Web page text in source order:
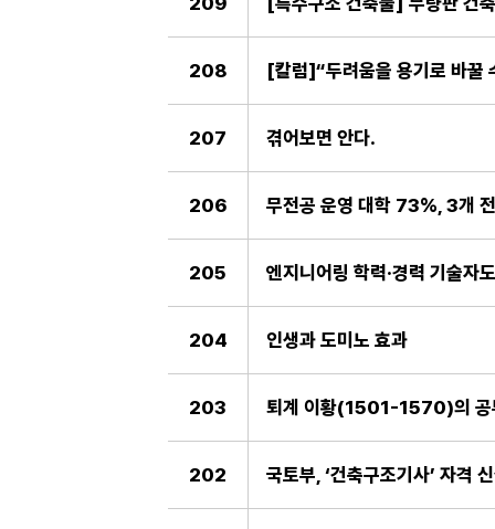
208 [칼럼]“두려움을 용기로 바꿀
207 겪어보면 안다.
206 무전공 운영 대학 73%, 3개
205 엔지니어링 학력·경력 기술자
204 인생과 도미노 효과
203 퇴계 이황(1501-1570)의
202 국토부, ‘건축구조기사’ 자격